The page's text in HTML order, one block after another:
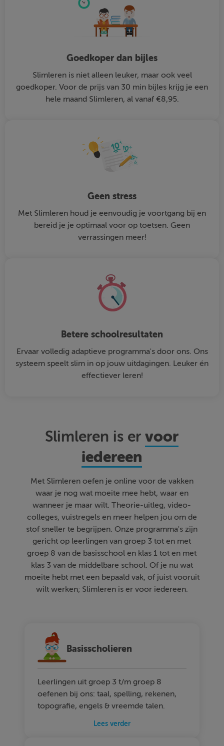
Goedkoper dan bijles
Slimleren is niet alleen leuker, maar ook veel
goedkoper. Voor de prijs van 30 min bijles krijg je een
hele maand Slimleren, al vanaf €8,95.
Geen stress
Met Slimleren houd je eenvoudig je voortgang bij en
bereid je je optimaal voor op toetsen. Geen
verrassingen meer!
Betere schoolresultaten
Ervaar volledig adaptieve programma's door ons. Ons
systeem speelt slim in op jouw uitdagingen. Leuker én
effectiever leren!
Slimleren is ervoor
iedereen
Met Slimleren oefen je online voor de vakken
waar je nog wat moeite mee hebt, waar en
wanneer je maar wilt. Theorie-uitleg, video-
colleges, vuistregels en meer helpen jou om de
stof sneller te begrijpen. Onze programma's zijn
gericht op leerlingen van groep 3 tot en met
groep 8 van de basisschool en klas 1 tot en met
klas 3 van de middelbare school. Of je nu wat
moeite hebt met een bepaald vak, of juist vooruit
wilt werken; Slimleren is er voor iedereen.
Basisscholieren
Leerlingen uit groep 3 t/m groep 8
oefenen bij ons: taal, spelling, rekenen,
topografie, engels & vreemde talen.
Lees verder